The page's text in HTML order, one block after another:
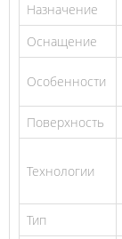
Назначение
Оснащение
Особенности
Поверхность
Технологии
Тип